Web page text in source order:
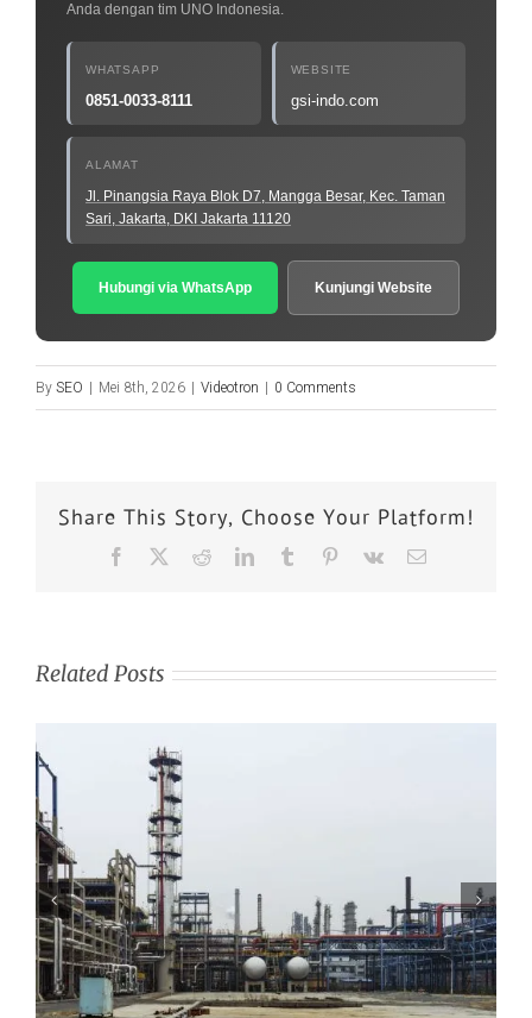
Anda dengan tim UNO Indonesia.
WHATSAPP
0851-0033-8111
WEBSITE
gsi-indo.com
ALAMAT
Jl. Pinangsia Raya Blok D7, Mangga Besar, Kec. Taman
Sari, Jakarta, DKI Jakarta 11120
Hubungi via WhatsApp Kunjungi Website
BySEO | Mei 8th, 2026 | Videotron | 0 Comments
Share This Story, Choose Your Platform!
Related Posts